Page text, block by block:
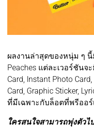
ผลงานล่าสุดของหนุ่ม ๆ นี้
Peaches แต่ละเวอร์ชันจ
Card, Instant Photo
Card, Graphic Sticker,
ที่มีเฉพาะกับล็อตที่พรีออร์
ใครสนใจสามารถพุ่งตัวไ